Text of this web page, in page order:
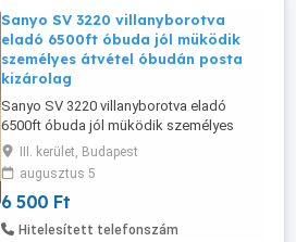
Sanyo SV 3220 villanyborotva
eladó 6500ft óbuda jól müködik
személyes átvétel óbudán posta
kizárolag
Sanyo SV 3220 villanyborotva eladó
6500ft óbuda jól müködik személyes
átvétel óbudán posta kizárolag előre
fizetés után mpl csomagautomatába
+1500ft
III. kerület, Budapest
augusztus 5
6 500 Ft
Hitelesített telefonszám